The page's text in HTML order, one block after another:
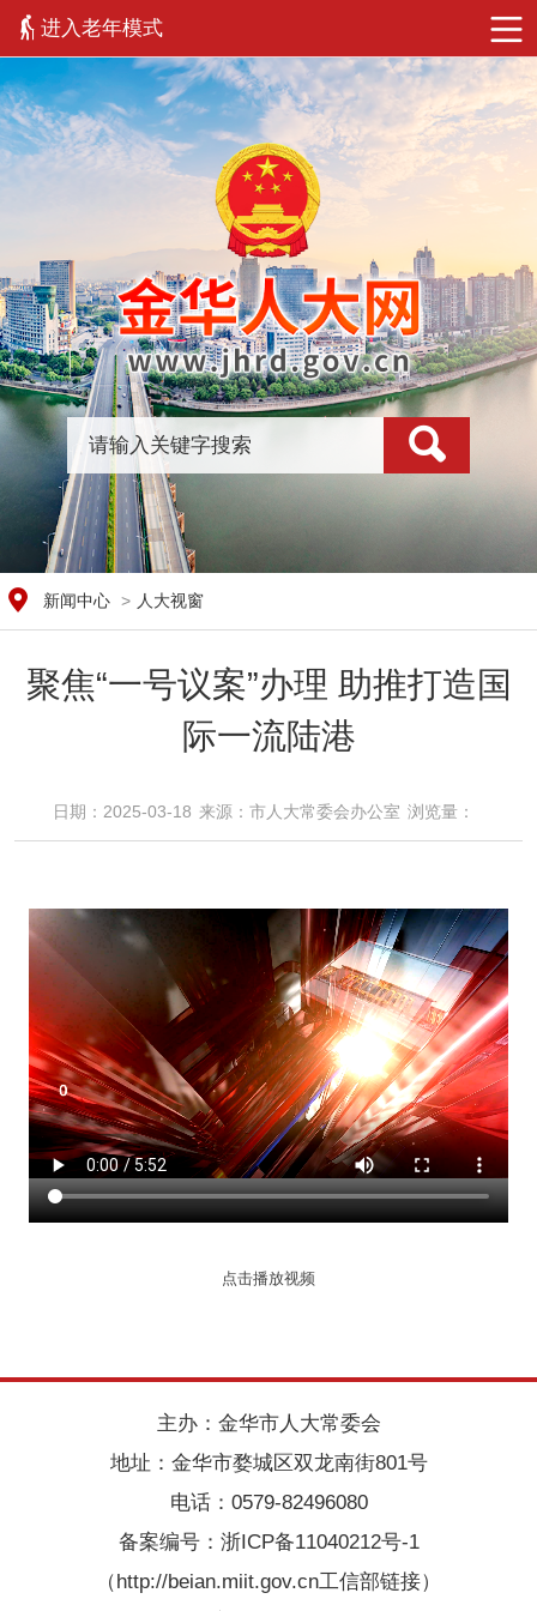
进入老年模式
新闻中心 > 人大视窗
聚焦“一号议案”办理 助推打造国
际一流陆港
日期：2025-03-18 来源：​市人大常委会办公室 浏览量：​
点击播放视频
主办：金华市人大常委会
地址：金华市婺城区双龙南街801号
电话：0579-82496080
备案编号： 浙ICP备11040212号-1
（http://beian.miit.gov.cn工信部链接）